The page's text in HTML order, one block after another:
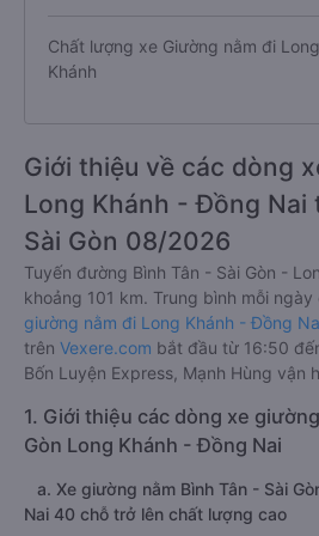
Chất lượng xe Giường nằm đi Long
Khánh
Giới thiệu về các dòng
Long Khánh - Đồng Nai
Sài Gòn 08/2026
Tuyến đường Bình Tân - Sài Gòn -
khoảng 101 km. Trung bình mỗi
giường nằm đi Long Khánh - Đồng
trên Vexere.com bắt đầu từ 16:50
Bốn Luyện Express, Mạnh Hùng vận
1. Giới thiệu các dòng xe
Gòn Long Khánh - Đồng Nai
a. Xe giường nằm Bình Tân - Sài
Nai 40 chỗ trở lên chất lượng cao